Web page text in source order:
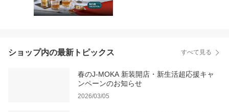
ショップ内の最新トピックス すべて見る
春のJ-MOKA 新装開店・新生活超応援キャ
ンペーンのお知らせ
2026/03/05